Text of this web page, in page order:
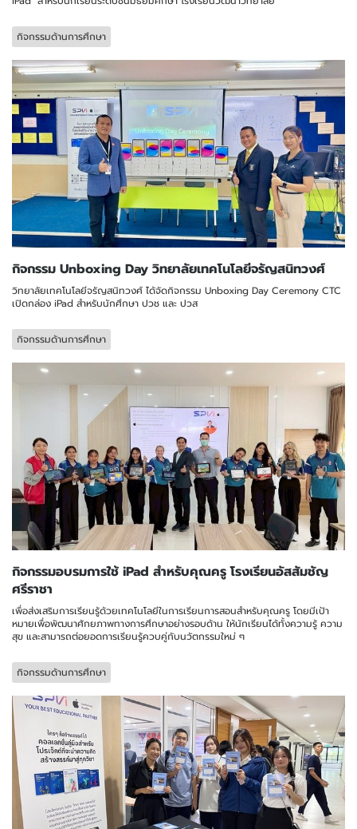
กิจกรรมด้านการศึกษา
กิจกรรม Unboxing Day วิทยาลัยเทคโนโลยีจรัญสนิทวงศ์
วิทยาลัยเทคโนโลยีจรัญสนิทวงศ์ ได้จัดกิจกรรม Unboxing Day Ceremony CTC
เปิดกล่อง iPad สำหรับนักศึกษา ปวช และ ปวส
กิจกรรมด้านการศึกษา
กิจกรรมอบรมการใช้ iPad สำหรับคุณครู โรงเรียนอัสสัมชัญ
ศรีราชา
เพื่อส่งเสริมการเรียนรู้ด้วยเทคโนโลยีในการเรียนการสอนสำหรับคุณครู โดยมีเป้า
หมายเพื่อพัฒนาศักยภาพทางการศึกษาอย่างรอบด้าน ให้นักเรียนได้ทั้งความรู้ ความ
สุข และสามารถต่อยอดการเรียนรู้ควบคู่กับนวัตกรรมใหม่ ๆ
กิจกรรมด้านการศึกษา